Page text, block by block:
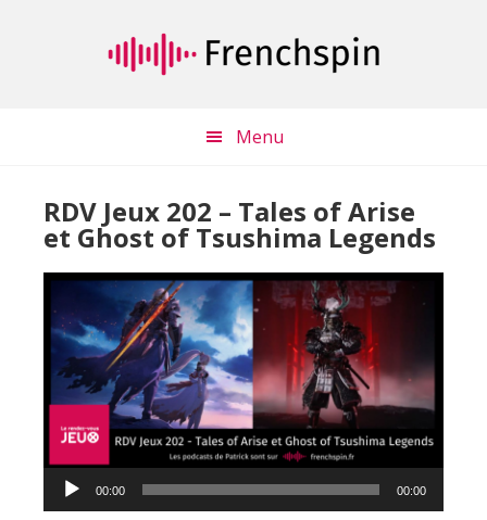
Menu
RDV Jeux 202 – Tales of Arise
et Ghost of Tsushima Legends
Lecteur
audio
00:00 00:00